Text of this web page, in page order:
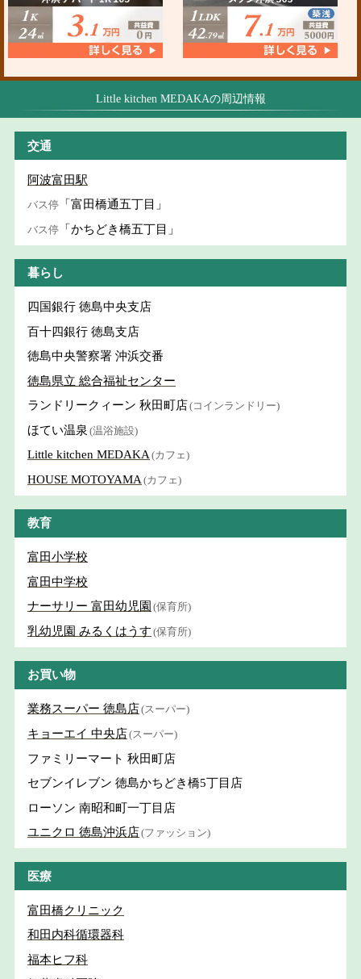
Little kitchen MEDAKAの周辺情報
交通
阿波富田駅
バス停 「富田橋通五丁目」
バス停 「かちどき橋五丁目」
暮らし
四国銀行 徳島中央支店
百十四銀行 徳島支店
徳島中央警察署 沖浜交番
徳島県立 総合福祉センター
ランドリークィーン 秋田町店(コインランドリー)
ほてい温泉 (温浴施設)
Little kitchen MEDAKA(カフェ)
HOUSE MOTOYAMA (カフェ)
教育
富田小学校
富田中学校
ナーサリー 富田幼児園 (保育所)
乳幼児園 みるくはうす (保育所)
お買い物
業務スーパー 徳島店(スーパー)
キョーエイ 中央店(スーパー)
ファミリーマート 秋田町店
セブンイレブン 徳島かちどき橋5丁目店
ローソン 南昭和町一丁目店
ユニクロ 徳島沖浜店(ファッション)
医療
富田橋クリニック
和田内科循環器科
福本ヒフ科